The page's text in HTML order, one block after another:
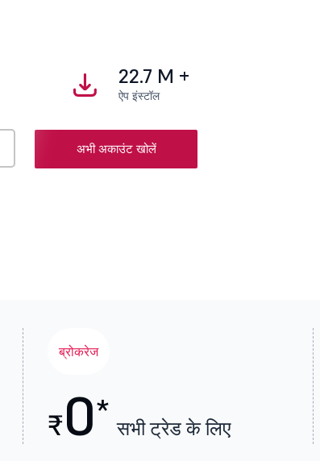
22.7 M +
ऐप इंस्टॉल
अभी अकाउंट खोलें
ब्रोकरेज
₹0* सभी ट्रेड के लिए